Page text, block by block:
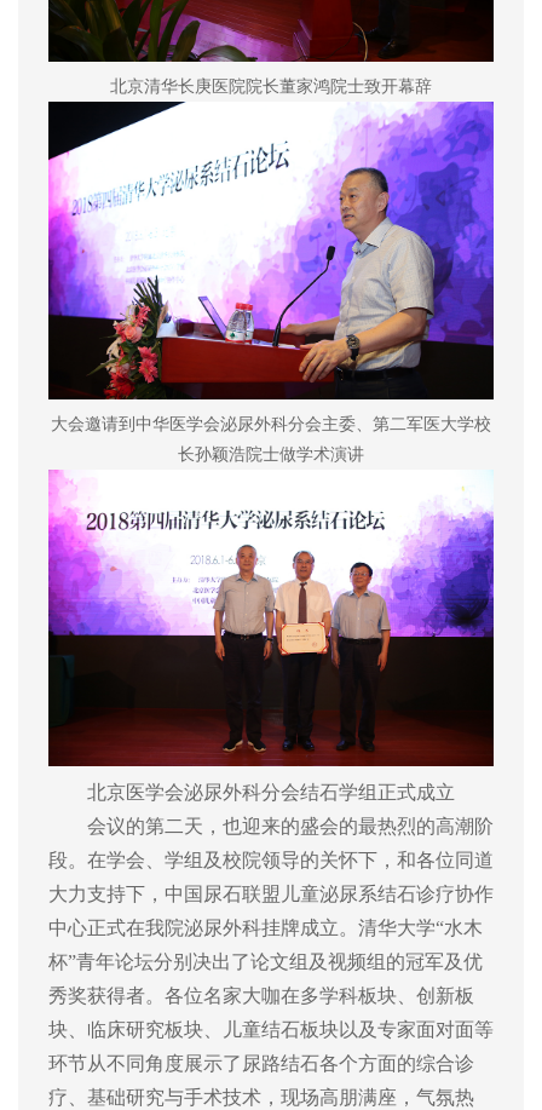
北京清华长庚医院院长董家鸿院士致开幕辞
大会邀请到中华医学会泌尿外科分会主委、第二军医大学校
长孙颖浩院士做学术演讲
北京医学会泌尿外科分会结石学组正式成立
会议的第二天，也迎来的盛会的最热烈的高潮阶
段。在学会、学组及校院领导的关怀下，和各位同道
大力支持下，中国尿石联盟儿童泌尿系结石诊疗协作
中心正式在我院泌尿外科挂牌成立。清华大学“水木
杯”青年论坛分别决出了论文组及视频组的冠军及优
秀奖获得者。各位名家大咖在多学科板块、创新板
块、临床研究板块、儿童结石板块以及专家面对面等
环节从不同角度展示了尿路结石各个方面的综合诊
疗、基础研究与手术技术，现场高朋满座，气氛热